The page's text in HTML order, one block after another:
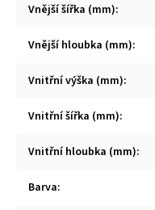
Vnější šířka (mm):
Vnější hloubka (mm):
Vnitřní výška (mm):
Vnitřní šířka (mm):
Vnitřní hloubka (mm):
Barva: